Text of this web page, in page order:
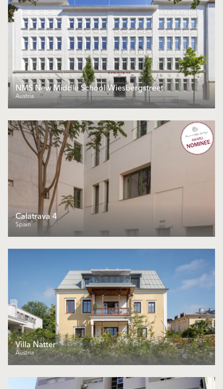
NMS New Middle School Wiesbergstreet
Austria
Calatrava 4
Spain
Villa Natter
Austria